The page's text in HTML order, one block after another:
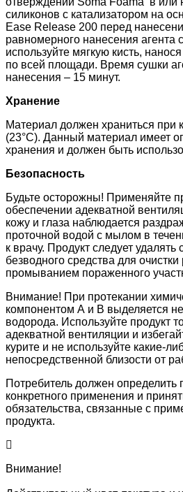
силиконов с катализатором на
Ease Release 200 перед
равномерного нанесения агента
используйте мягкую кисть,
по всей площади. Время сушки
нанесения – 15 минут.
Хранение
Материал должен храниться при
(23°C). Данный материал имеет
хранения и должен быть
Безопасность
Будьте осторожны! Применяйте
обеспечении адекватной
кожу и глаза наблюдается
проточной водой с мылом в
к врачу. Продукт следует
безводного средства для
промыванием пораженного
Внимание! При протекании
компонентом А и В выделяется
водорода. Используйте продукт
адекватной вентиляции и
курите и не используйте какие-
непосредственной близости от
Потребитель должен определить
конкретного применения и
обязательства, связанные с
продукта.
Внимание!